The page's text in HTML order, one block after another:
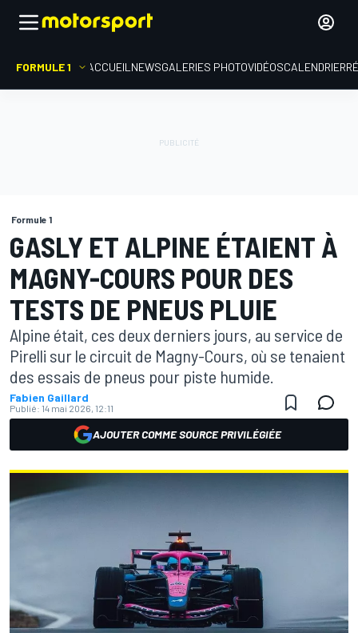
FORMULE 1 ACCUEIL NEWSGALERIES PHOTOVIDÉOSCALENDRIER
Formule 1
GASLY ET ALPINE ÉTAIENT À
MAGNY-COURS POUR DES
TESTS DE PNEUS PLUIE
Alpine était, ces deux derniers jours, au service de
Pirelli sur le circuit de Magny-Cours, où se tenaient
des essais de pneus pour piste humide.
Fabien Gaillard
Publié: 14 mai 2026, 12:11
AJOUTER COMME SOURCE PRIVILÉGIÉE